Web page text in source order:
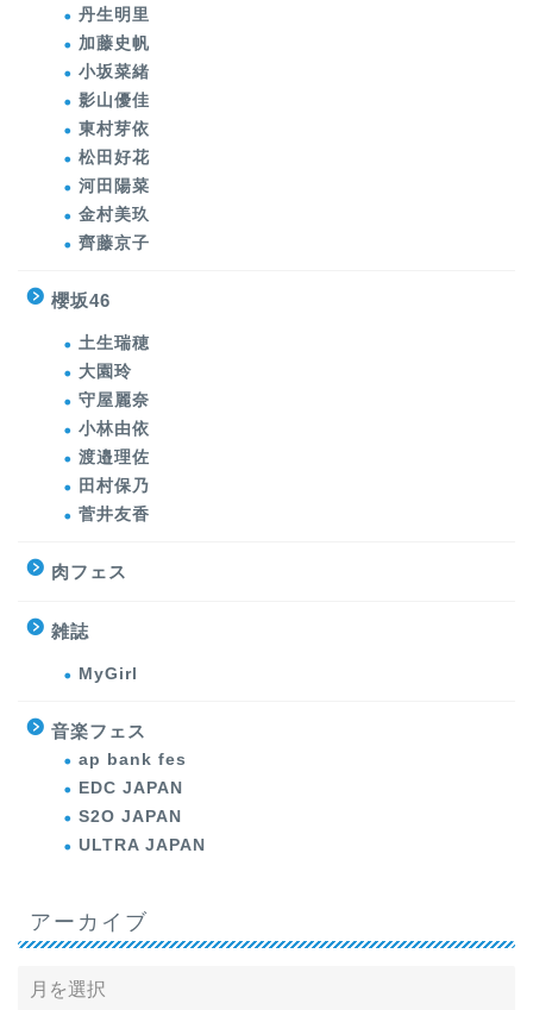
丹生明里
加藤史帆
小坂菜緒
影山優佳
東村芽依
松田好花
河田陽菜
金村美玖
齊藤京子
櫻坂46
土生瑞穂
大園玲
守屋麗奈
小林由依
渡邉理佐
田村保乃
菅井友香
肉フェス
雑誌
MyGirl
音楽フェス
ap bank fes
EDC JAPAN
S2O JAPAN
ULTRA JAPAN
アーカイブ